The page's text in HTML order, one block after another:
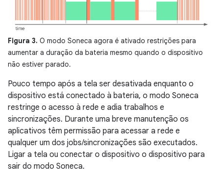
Figura 3. O modo Soneca agora é ativado restrições para
aumentar a duração da bateria mesmo quando o dispositivo
não estiver parado.
Pouco tempo após a tela ser desativada enquanto o
dispositivo está conectado à bateria, o modo Soneca
restringe o acesso à rede e adia trabalhos e
sincronizações. Durante uma breve manutenção os
aplicativos têm permissão para acessar a rede e
qualquer um dos jobs/sincronizações são executados.
Ligar a tela ou conectar o dispositivo o dispositivo para
sair do modo Soneca.